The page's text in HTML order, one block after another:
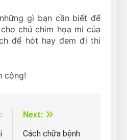
gì bạn cần biết để
chú chim họa mi của
để hót hay đem đi thi
công!
Next:
Cách chữa bệnh